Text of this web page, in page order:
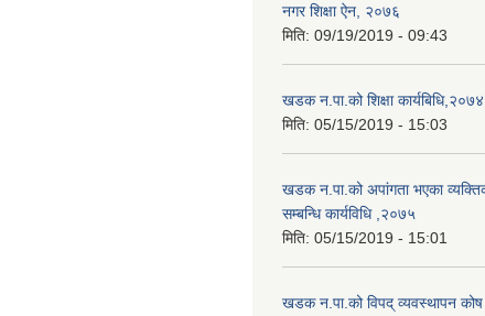
नगर शिक्षा ऐन, २०७६
मिति: 09/19/2019 - 09:43
खडक न.पा.को शिक्षा कार्यबिधि,२०७४
मिति: 05/15/2019 - 15:03
खडक न.पा.को अपांगता भएका
सम्बन्धि कार्यविधि ,२०७५
मिति: 05/15/2019 - 15:01
खडक न.पा.को विपद् व्यवस्थापन